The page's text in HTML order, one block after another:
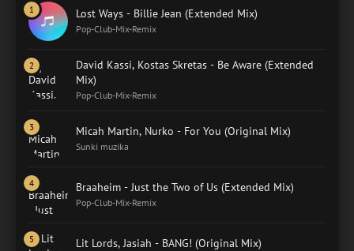
Lost Ways - Billie Jean (Extended Mix)
Pop-Club-Mix-Remix
David Kassi, Kostas Skretas - Be Aware (Extended
Mix)
Pop-Club-Mix-Remix
Micah Martin, Nurko - For You (Original Mix)
Sunki muzika
Braaheim - Just the Two of Us (Extended Mix)
Pop-Club-Mix-Remix
Lit Lords, Jasiah - BANG! (Original Mix)